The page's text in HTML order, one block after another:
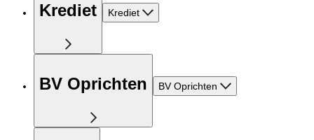
Krediet Krediet
BV Oprichten BV Oprichten